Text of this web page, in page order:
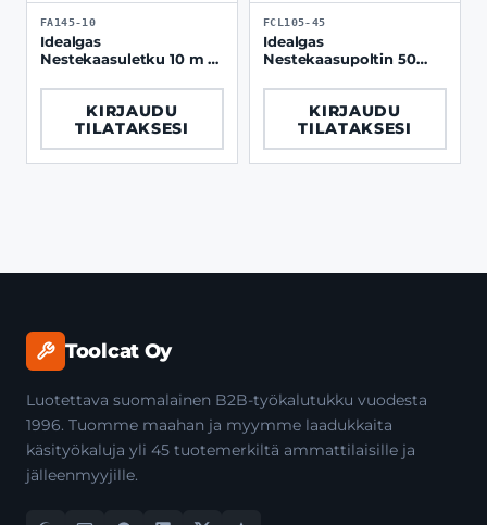
FA145-10
Idealgas
Nestekaasuletku 10 m /
KIRJAUDU
TILATAKSESI
FCL105-45
Idealgas
Nestekaasupoltin 50
KIRJAUDU
TILATAKSESI
Toolcat Oy
Luotettava suomalainen B2B-työkalutukku vuodesta
1996. Tuomme maahan ja myymme laadukkaita
käsityökaluja yli 45 tuotemerkiltä ammattilaisille ja
jälleenmyyjille.